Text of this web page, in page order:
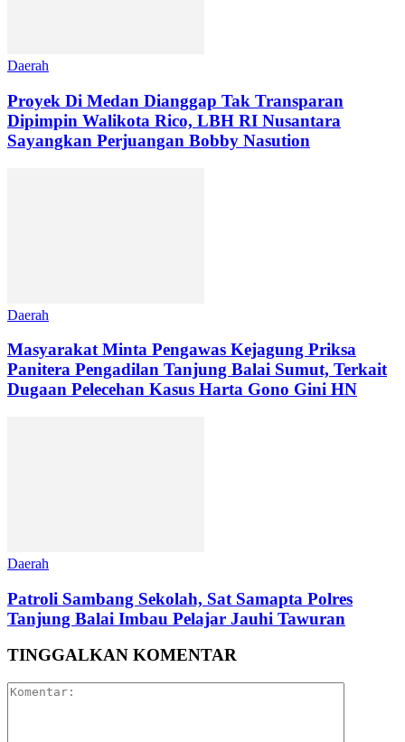
Daerah
Proyek Di Medan Dianggap Tak Transparan
Dipimpin Walikota Rico, LBH RI Nusantara
Sayangkan Perjuangan Bobby Nasution
Daerah
Masyarakat Minta Pengawas Kejagung Priksa
Panitera Pengadilan Tanjung Balai Sumut, Terkait
Dugaan Pelecehan Kasus Harta Gono Gini HN
Daerah
Patroli Sambang Sekolah, Sat Samapta Polres
Tanjung Balai Imbau Pelajar Jauhi Tawuran
TINGGALKAN KOMENTAR